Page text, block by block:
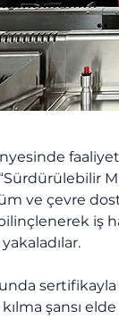
ve çevre
iş
şansı